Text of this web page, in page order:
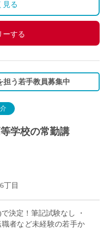
見る
ーする
担う若手教員募集中
学校の常勤講
丁目
決定！筆記試験なし ・
者など未経験の若手か